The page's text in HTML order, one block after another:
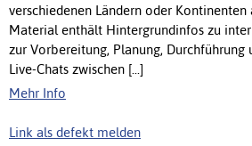
verschiedenen Ländern oder Kontinenten
Material enthält Hintergrundinfos zu
zur Vorbereitung, Planung, Durchführung
Live-Chats zwischen [...]
Mehr Info
Link als defekt melden